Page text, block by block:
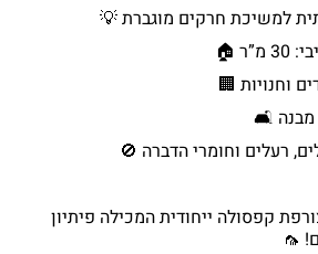
🏠
וחנויות 🏢
מבנה 🛋️
רעלים וחומרי הדברה 🚫
קפסולה ייחודית המכילה פיתיון
🦟